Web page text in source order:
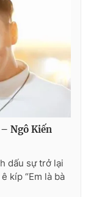
Ngô Kiến
dấu sự trở lại
kíp “Em là bà